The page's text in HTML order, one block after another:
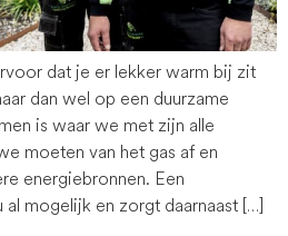
dat je er lekker warm bij zit
dan wel op een duurzame
is waar we met zijn alle
moeten van het gas af en
energiebronnen. Een
mogelijk en zorgt daarnaast […]